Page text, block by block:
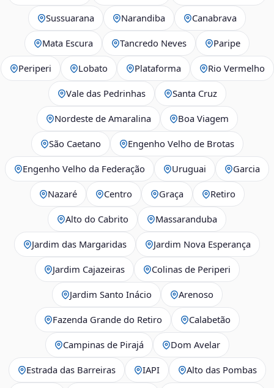
Sussuarana Narandiba Canabrava
Mata Escura Tancredo Neves Paripe
Periperi Lobato Plataforma Rio Vermelho
Vale das Pedrinhas Santa Cruz
Nordeste de Amaralina Boa Viagem
São Caetano Engenho Velho de Brotas
Engenho Velho da Federação Uruguai Garcia
Nazaré Centro Graça Retiro
Alto do Cabrito Massaranduba
Jardim das Margaridas Jardim Nova Esperança
Jardim Cajazeiras Colinas de Periperi
Jardim Santo Inácio Arenoso
Fazenda Grande do Retiro Calabetão
Campinas de Pirajá Dom Avelar
Estrada das Barreiras IAPI Alto das Pombas